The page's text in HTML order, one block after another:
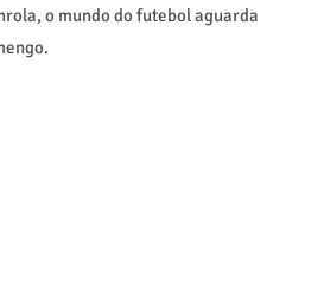
o mundo do futebol aguarda